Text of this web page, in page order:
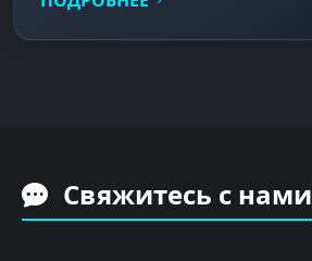
Свяжитесь с нами